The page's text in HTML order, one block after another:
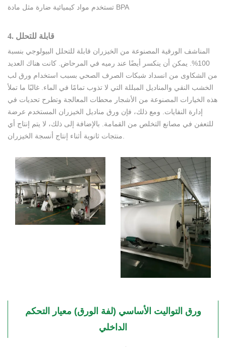
تستخدم مواد كيميائية ضارة مثل مادة BPA
4. قابلة للتحلل
المناشف الورقية المصنوعة من الخيزران قابلة للتحلل البيولوجي بنسبة
100%. يمكن أن ينكسر أيضًا عند رميه في المرحاض. كانت هناك العديد
من الشكاوى من انسداد شبكات الصرف الصحي بسبب استخدام ورق لب
الخشب النقي والمناديل المبللة التي لا تذوب تمامًا في الماء. غالبًا ما تملأ
هذه الخيارات المصنوعة من الأشجار محطات المعالجة وتطرح تحديات في
إدارة النفايات. ومع ذلك، فإن ورق مناديل الخيزران المستخدم عرضة
للتعفن في مصانع التخلص من القمامة. بالإضافة إلى ذلك، لا يتم إنتاج أي
منتجات ثانوية أثناء إنتاج أنسجة الخيزران.
ورق التواليت الأساسي (لفة الورق) معيار التحكم
الداخلي